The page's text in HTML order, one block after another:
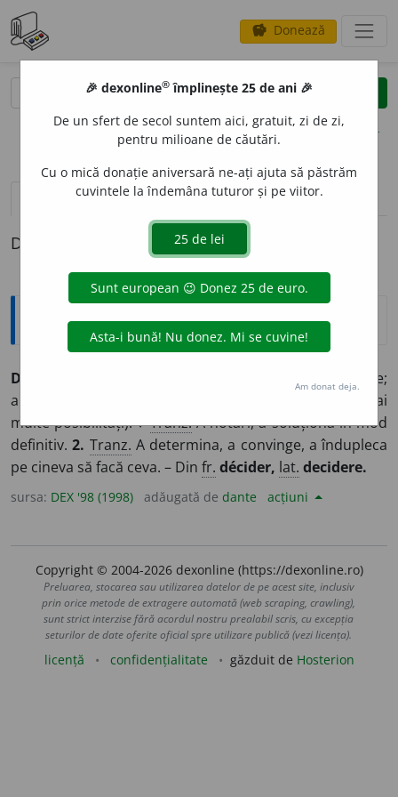
savings Donează
clear
opțiuni
definiții (1) pronunțievolume_up (50)
Definiția cu ID-ul 60705:
Explicative DEX
DEC
A lua o hotărâre;
a alege (între mai multe alternative), a se fixa (între mai
multe posibilități). ♦Tranz.A hotărî, a soluționa în mod
definitiv.2. Tranz. A determina, a convinge, a îndupleca
pe cineva să facă ceva. – Din fr. décider, lat. decidere.
sursa: DEX '98 (1998) adăugată de dante acțiuni
Copyright © 2004-2026 dexonline (https://dexonline.ro)
Preluarea, stocarea sau utilizarea datelor de pe acest site, inclusiv
prin orice metode de extragere automată (web scraping, crawling),
sunt strict interzise fără acordul nostru prealabil scris, cu excepția
seturilor de date oferite oficial spre utilizare publică (vezi licența).
licență confidențialitate găzduit de Hosterion
🎉 dexonline® împlinește 25 de ani 🎉
De un sfert de secol suntem aici, gratuit, zi de zi,
pentru milioane de căutări.
Cu o mică donație aniversară ne-ați ajuta să păstrăm
cuvintele la îndemâna tuturor și pe viitor.
Am donat deja.